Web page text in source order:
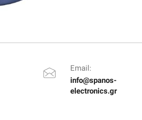
Email:
info@spanos-
electronics.gr